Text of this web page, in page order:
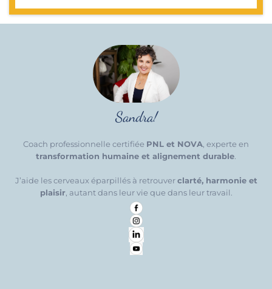
Sandra!
Coach professionnelle certifiée PNL et NOVA, experte en
transformation humaine et alignement durable.
J’aide les cerveaux éparpillés à retrouverclarté, harmonie et
plaisir, autant dans leur vie que dans leur travail.